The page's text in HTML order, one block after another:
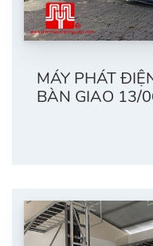
MÁY PHÁT
BÀN GIAO 13/